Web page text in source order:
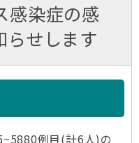
感染症の感
らせします
例目(計6人)の